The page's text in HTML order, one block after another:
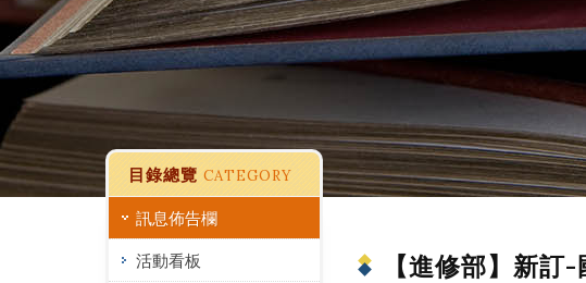
目錄總覽 CATEGORY
訊息佈告欄
活動看板
【進修部】新